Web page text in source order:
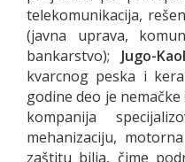
telekomunikacija,
(javna uprava,
bankarstvo); Jugo-
kvarcnog peska i
godine deo je
kompanija
mehanizaciju,
zaštitu bilja, čime